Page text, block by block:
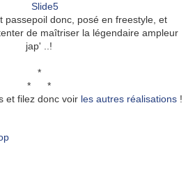
passepoil donc, posé en freestyle, et
de maîtriser la légendaire ampleur
jap' ..!
*
* *
et filez donc voir les autres réalisations !